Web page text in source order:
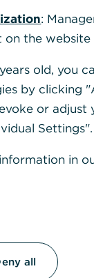
:
on the
old, you
by clicking
or
Settings".
in
all